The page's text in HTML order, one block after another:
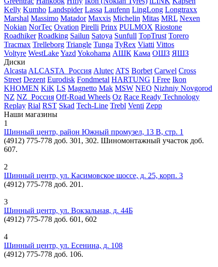
Kelly Kumho Landspider Lassa Laufenn LingLong Longtraxx
Marshal Massimo Matador Maxxis Michelin Mitas MRL Nexen
Nokian NorTec Ovation Pirelli Prinx PULMOX Riostone
Roadhiker Roadking Sailun Satoya Sunfull TopTrust Torero
Tracmax Trelleborg Triangle Tunga TyRex Viatti Vittos
Voltyre WestLakeYazdYokohama АШК Кама ОШЗ ЯШЗ
Диски
AlcastaALCASTA_Россия AlutecATS Borbet Carwel Cross
Street Dezent Eurodisk Fondmetal HARTUNG I Free Ikon
KHOMEN KiK LS Magnetto Mak MSW NEO Nizhniy Novgorod
NZ NZ_Россия Off-Road Wheels Oz Race Ready Technology
Replay Rial RST Skad Tech-Line Trebl Venti Zepp
Наши магазины
1
Шинный центр, район Южный промузел, 13 В, стр. 1
(4912) 775-778 доб. 301, 302. Шиномонтажный участок доб.
607.
2
Шинный центр, ул. Касимовское шоссе, д. 25, корп. 3
(4912) 775-778 доб. 201.
3
Шинный центр, ул. Вокзальная, д. 44Б
(4912) 775-778 доб. 601, 602
4
Шинный центр, ул. Есенина, д. 108
(4912) 775-778 доб. 106.